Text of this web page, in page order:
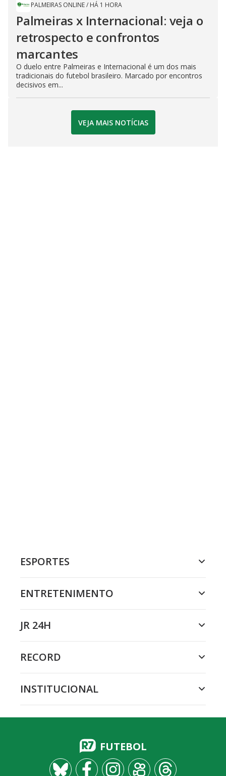
PALMEIRAS ONLINE/ HÁ 1 HORA
Palmeiras x Internacional: veja o
retrospecto e confrontos
marcantes
O duelo entre Palmeiras e Internacional é um dos mais
tradicionais do futebol brasileiro. Marcado por encontros
decisivos em...
VEJA MAIS NOTÍCIAS
ESPORTES
ENTRETENIMENTO
JR 24H
RECORD
INSTITUCIONAL
FUTEBOL